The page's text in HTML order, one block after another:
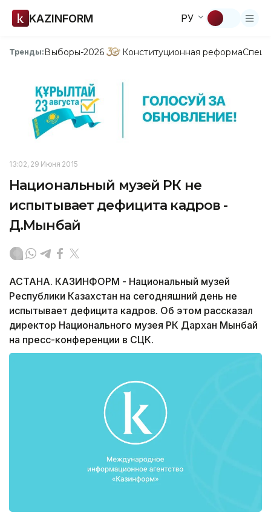
KAZINFORM РУ
Тренды:Выборы-2026 Конституционная реформа
13:02, 29 Июня 2015
Национальный музей РК не
испытывает дефицита кадров -
Д.Мынбай
АСТАНА. КАЗИНФОРМ - Национальный музей
Республики Казахстан на сегодняшний день не
испытывает дефицита кадров. Об этом рассказал
директор Национального музея РК Дархан Мынбай
на пресс-конференции в СЦК.